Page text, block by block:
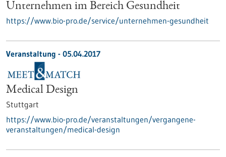
Unternehmen im Bereich Gesundheit
https://www.bio-pro.de/service/unternehmen-gesundheit
Veranstaltung - 05.04.2017
Medical Design
Stuttgart
https://www.bio-pro.de/veranstaltungen/vergangene-
veranstaltungen/medical-design